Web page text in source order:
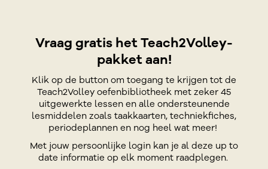
Vraag gratis het Teach2Volley-
pakket aan!
Klik op de button om toegang te krijgen tot de
Teach2Volley oefenbibliotheek met zeker 45
uitgewerkte lessen en alle ondersteunende
lesmiddelen zoals taakkaarten, techniekfiches,
periodeplannen en nog heel wat meer!
Met jouw persoonlijke login kan je al deze up to
date informatie op elk moment raadplegen.